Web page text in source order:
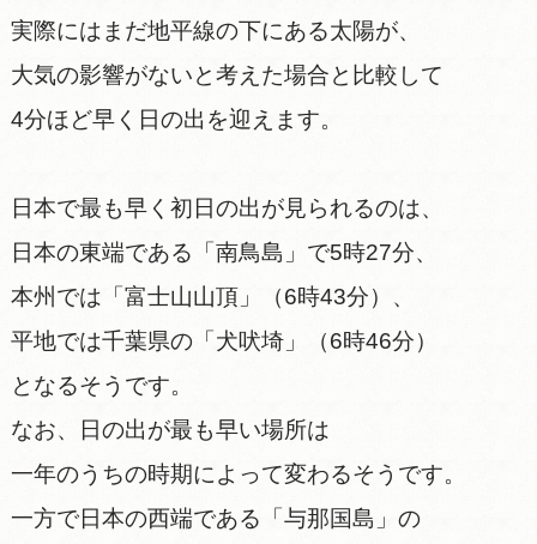
実際にはまだ地平線の下にある太陽が、
大気の影響がないと考えた場合と比較して
4分ほど早く日の出を迎えます。
日本で最も早く初日の出が見られるのは、
日本の東端である「南鳥島」で5時27分、
本州では「富士山山頂」（6時43分）、
平地では千葉県の「犬吠埼」（6時46分）
となるそうです。
なお、日の出が最も早い場所は
一年のうちの時期によって変わるそうです。
一方で日本の西端である「与那国島」の